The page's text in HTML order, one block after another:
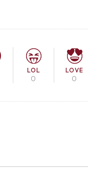
LOL
0
LOVE
0